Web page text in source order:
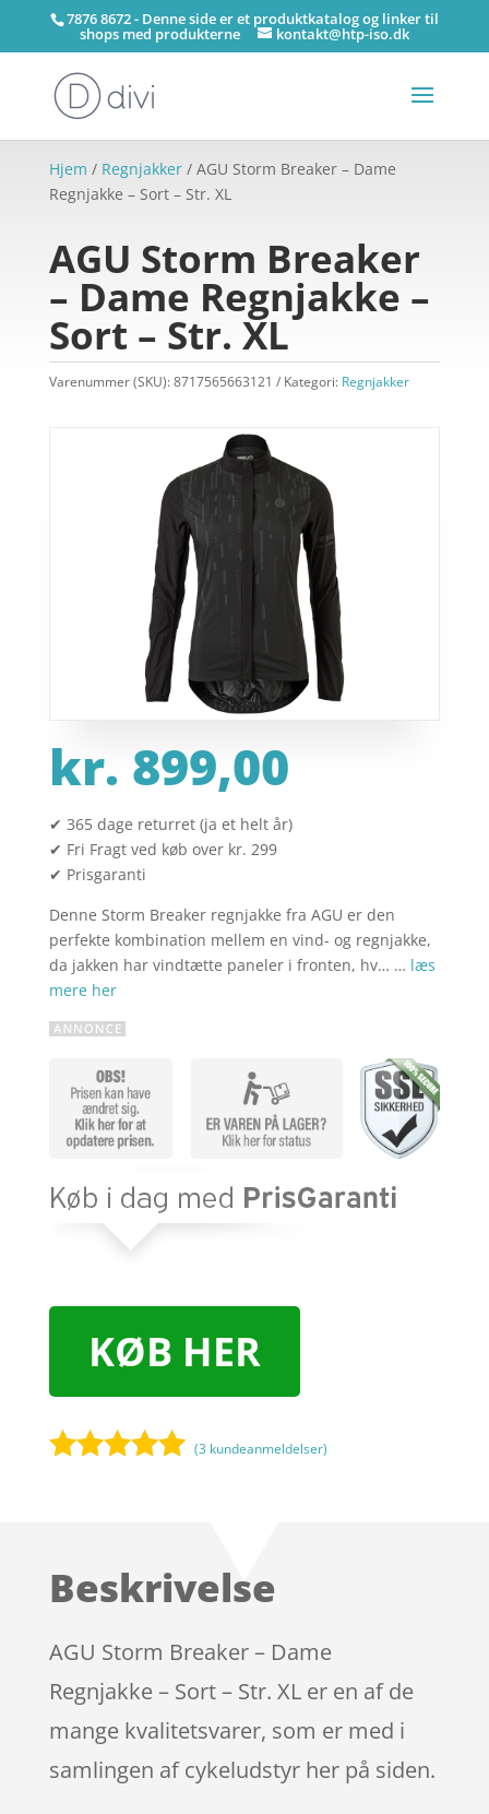
7876 8672 - Denne side er et produktkatalog og linker til
shops med produkterne kontakt@htp-iso.dk
Hjem / Regnjakker/ AGU Storm Breaker – Dame
Regnjakke – Sort – Str. XL
AGU Storm Breaker
– Dame Regnjakke –
Sort – Str. XL
Varenummer (SKU):8717565663121 Kategori: Regnjakker
kr. 899,00
✔ 365 dage returret (ja et helt år)
✔ Fri Fragt ved køb over kr. 299
✔ Prisgaranti
Denne Storm Breaker regnjakke fra AGU er den
perfekte kombination mellem en vind- og regnjakke,
da jakken har vindtætte paneler i fronten, hv… … læs
mere her
KØB HER
kundebedøm
(3 kundeanmeldelser)
Beskrivelse
AGU Storm Breaker – Dame
Regnjakke – Sort – Str. XL er en af de
mange kvalitetsvarer, som er med i
samlingen af cykeludstyr her på siden.